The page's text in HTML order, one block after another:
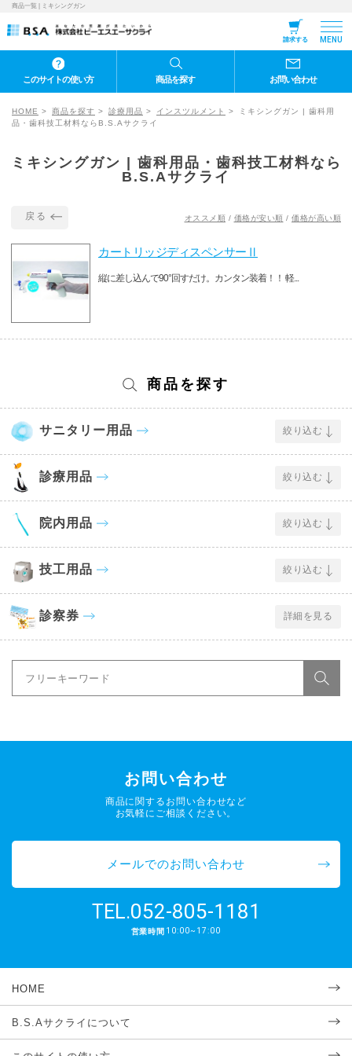
商品一覧 | ミキシングガン
請求する MENU
このサイトの使い方 商品を探す お問い合わせ
HOME 商品を探す 診療用品 インスツルメント
ミキシングガン | 歯科用
品・歯科技工材料ならB.S.Aサクライ
ミキシングガン | 歯科用品・歯科技工材料なら
B.S.Aサクライ
戻る オススメ順 / 価格が安い順 / 価格が高い順
カートリッジディスペンサーⅡ
縦に差し込んで90°回すだけ。カンタン装着！！ 軽...
商品を探す
サニタリー用品 絞り込む
診療用品 絞り込む
院内用品 絞り込む
技工用品 絞り込む
診察券 詳細を見る
お問い合わせ
商品に関するお問い合わせなど
お気軽にご相談ください。
メールでのお問い合わせ
TEL.052-805-1181
営業時間 10:00~17:00
HOME
B.S.Aサクライについて